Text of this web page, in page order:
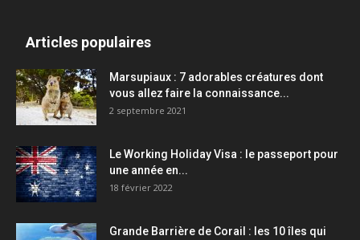
Articles populaires
Marsupiaux : 7 adorables créatures dont
vous allez faire la connaissance...
2 septembre 2021
Le Working Holiday Visa : le passeport pour
une année en...
18 février 2022
Grande Barrière de Corail : les 10 îles qui